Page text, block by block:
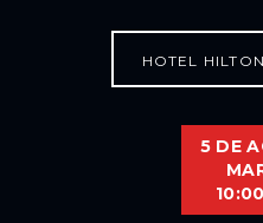
HOTEL
5 DE